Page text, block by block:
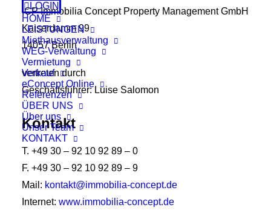
LOGIN
HOME
LEISTUNGEN
Miethausverwaltung
WEG-Verwaltung
Vermietung
Verkauf
eConcept Online
Referenzen
ÜBER UNS
Über uns
Unser Team
KONTAKT
ICP Immobilia Concept Property Management GmbH
Kaiserdamm 99
14057 Berlin
vertreten durch
Geschäftsführer: Luise Salomon
Kontakt
T. +49 30 – 92 10 92 89 – 0
F. +49 30 – 92 10 92 89 – 9
Mail: kontakt@immobilia-concept.de
Internet: www.immobilia-concept.de